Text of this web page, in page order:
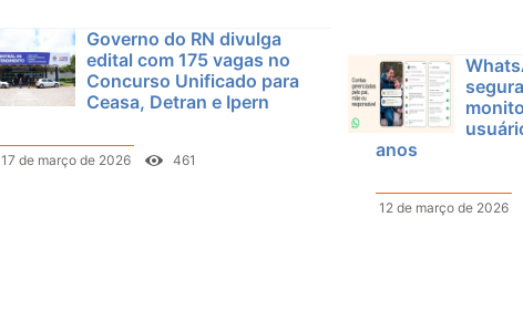
Governo do RN divulga
edital com 175 vagas no
Concurso Unificado para
Ceasa, Detran e Ipern
17 de março de 2026 461
anos
12 de março de 2026